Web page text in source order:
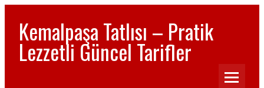
Kemalpaşa Tatlısı – Pratik
Lezzetli Güncel Tarifler
Pratik, lezzetli, Güncel, Resimli, Pasta- Yemek- Kurabiye-